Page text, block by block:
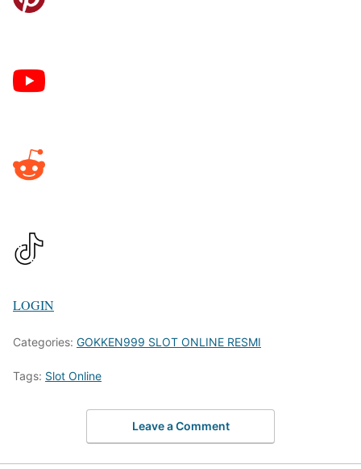
LOGIN
Categories: GOKKEN999 SLOT ONLINE RESMI
Tags: Slot Online
Leave a Comment